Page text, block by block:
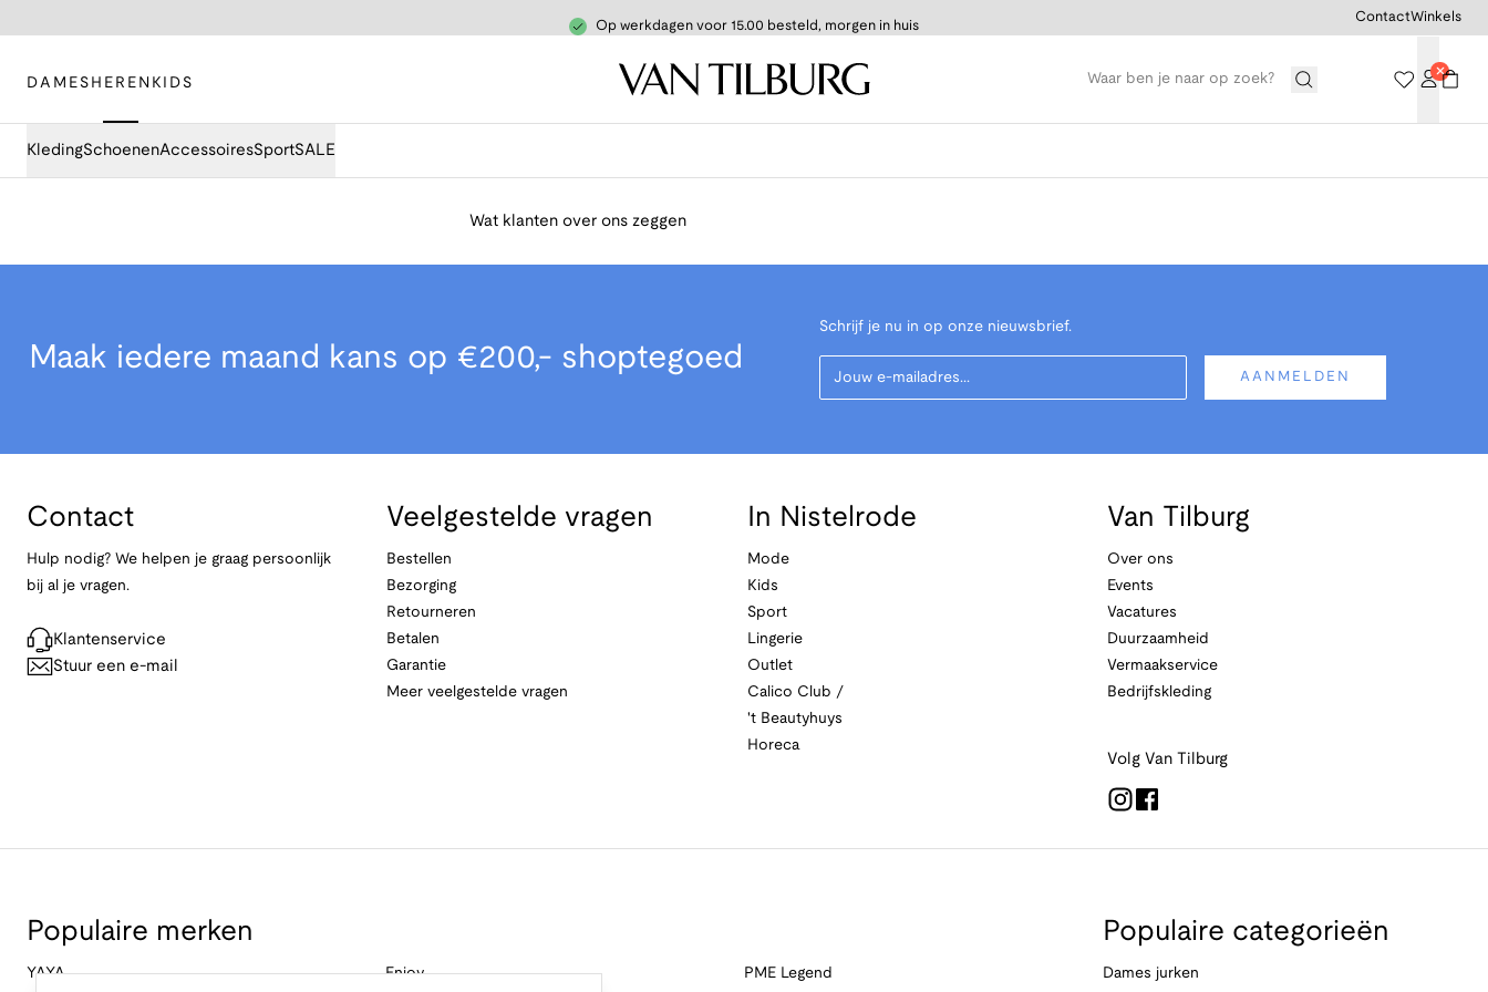
Op werkdagen voor 15.00 besteld, morgen in huis
DAMES HEREN KIDS
KledingSchoenenAccessoiresSportSALE
ContactWinkels
Wat klanten over ons zeggen
Maak iedere maand kans op €200,- shoptegoed
Schrijf je nu in op onze nieuwsbrief.
Your Email
AANMELDEN
Contact
Hulp nodig? We helpen je graag persoonlijk
bij al je vragen.
Klantenservice
Stuur een e-mail
Veelgestelde vragen
Bestellen
Bezorging
Retourneren
Betalen
Garantie
Meer veelgestelde vragen
In Nistelrode
Mode
Kids
Sport
Lingerie
Outlet
Calico Club /
't Beautyhuys
Horeca
Van Tilburg
Over ons
Events
Vacatures
Duurzaamheid
Vermaakservice
Bedrijfskleding
Volg Van Tilburg
Populaire merken
YAYA Enjoy PME Legend
Populaire categorieën
Dames jurken